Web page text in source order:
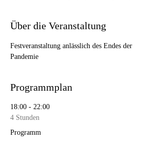
Über die Veranstaltung
Festveranstaltung anlässlich des Endes der
Pandemie
Programmplan
18:00 - 22:00
4 Stunden
Programm